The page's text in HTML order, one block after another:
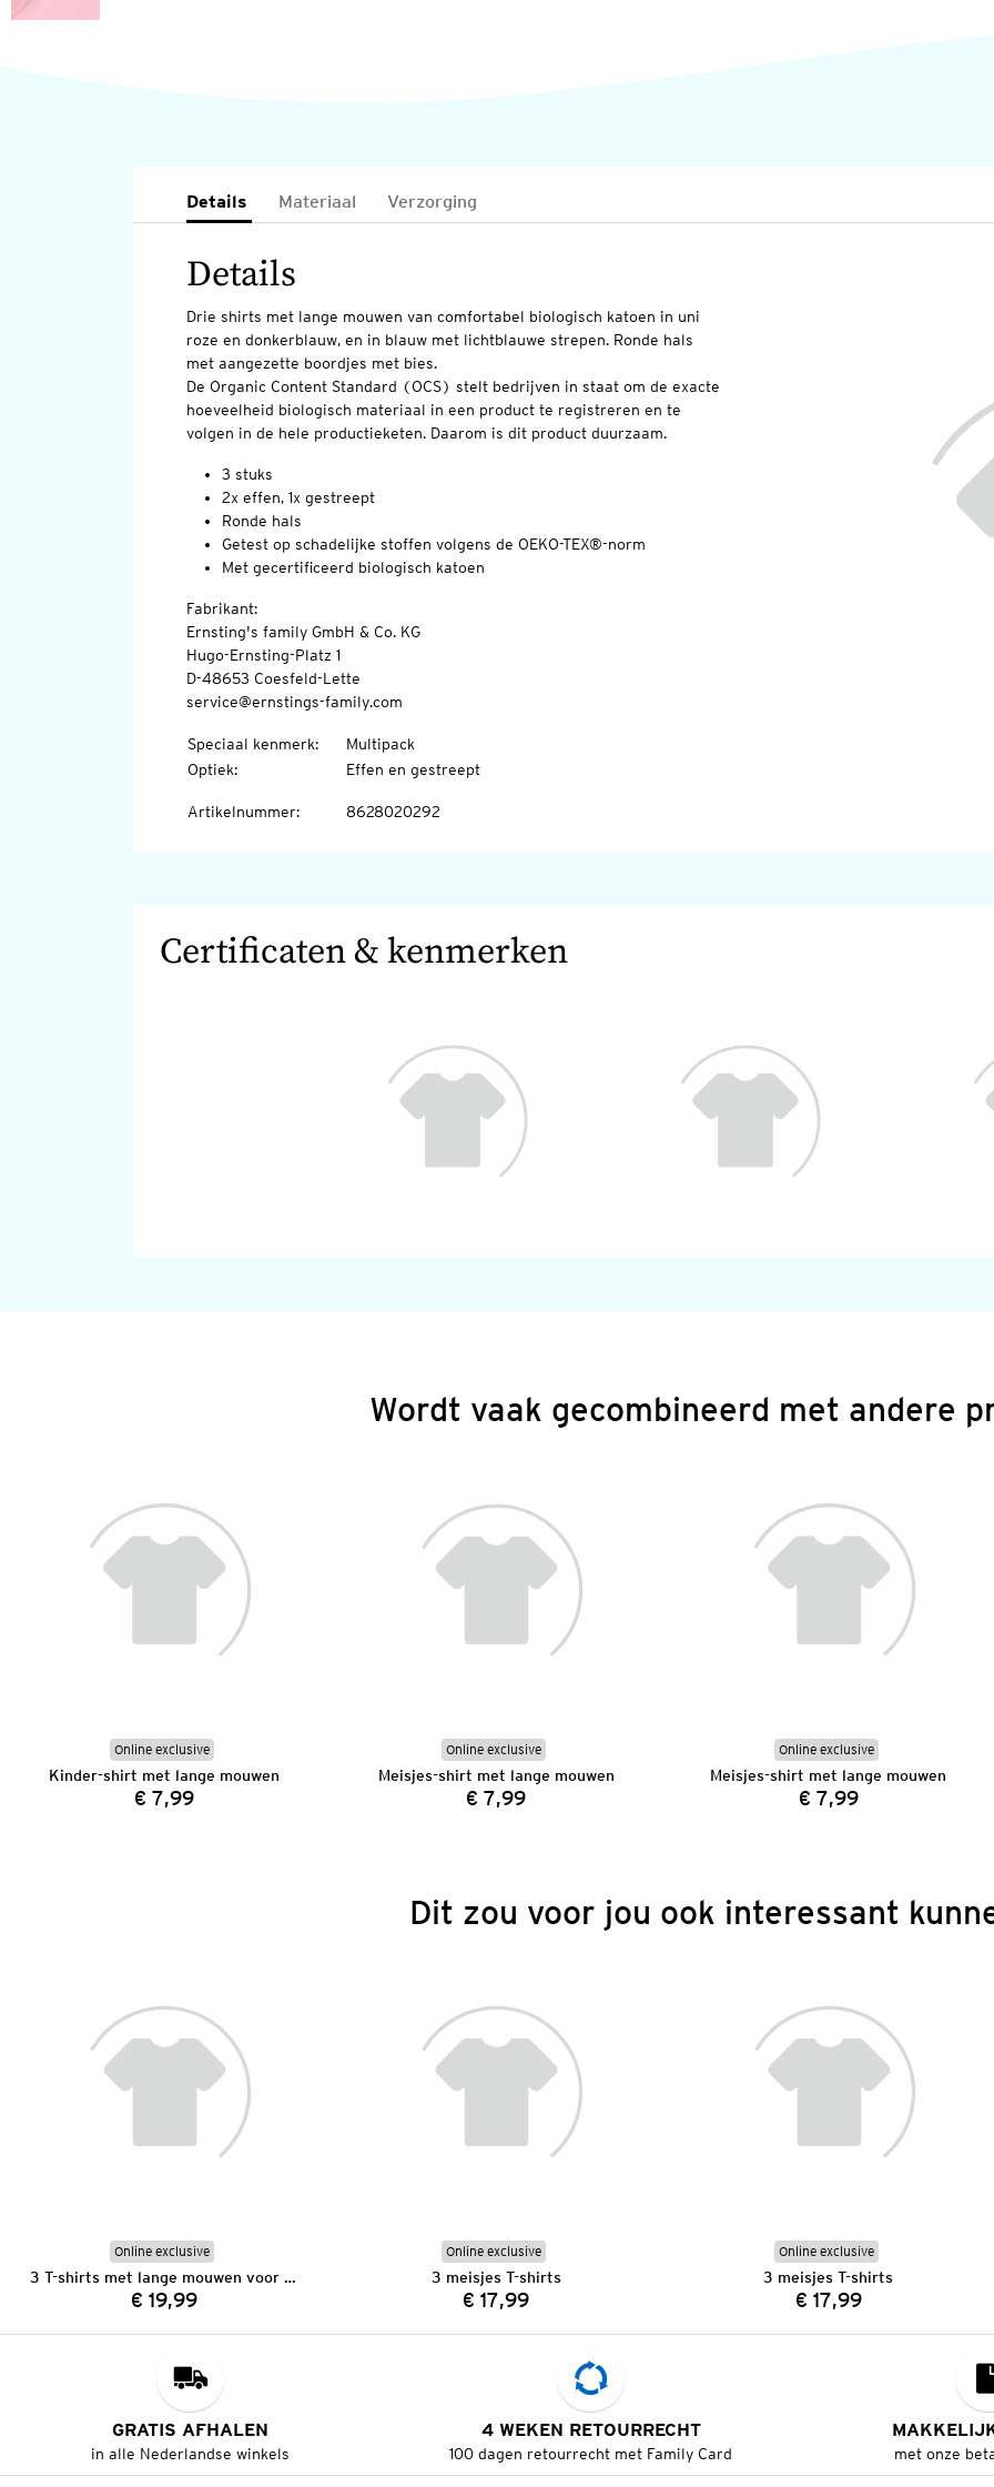
Details Materiaal Verzorging
Details
Drie shirts met lange mouwen van comfortabel biologisch katoen in uni
roze en donkerblauw, en in blauw met lichtblauwe strepen. Ronde hals
met aangezette boordjes met bies.
De Organic Content Standard (OCS) stelt bedrijven in staat om de exacte
hoeveelheid biologisch materiaal in een product te registreren en te
volgen in de hele productieketen. Daarom is dit product duurzaam.
3 stuks
2x effen, 1x gestreept
Ronde hals
Getest op schadelijke stoffen volgens de OEKO-TEX®-norm
Met gecertificeerd biologisch katoen
Fabrikant:
Ernsting's family GmbH & Co. KG
Hugo-Ernsting-Platz 1
D-48653 Coesfeld-Lette
service@ernstings-family.com
Speciaal kenmerk:
Multipack
Optiek: Effen en gestreept
Artikelnummer: 8628020292
Certificaten & kenmerken
Wordt vaak gecombineerd met andere
Online exclusive
Kinder-shirt met lange mouwen
Prijs:
€ 7,99
Online exclusive
Meisjes-shirt met lange mouwen
Prijs:
€ 7,99
Online exclusive
Meisjes-shirt met lange mouwen
Prijs:
€ 7,99
Dit zou voor jou ook interessant
Online exclusive
3 T-shirts met lange mouwen voor meisjes
Prijs:
€ 19,99
Online exclusive
3 meisjes T-shirts
Prijs:
€ 17,99
Online exclusive
3 meisjes T-shirts
Prijs:
€ 17,99
GRATIS AFHALEN
in alle Nederlandse winkels
4 WEKEN RETOURRECHT
100 dagen retourrecht met Family Card met onze